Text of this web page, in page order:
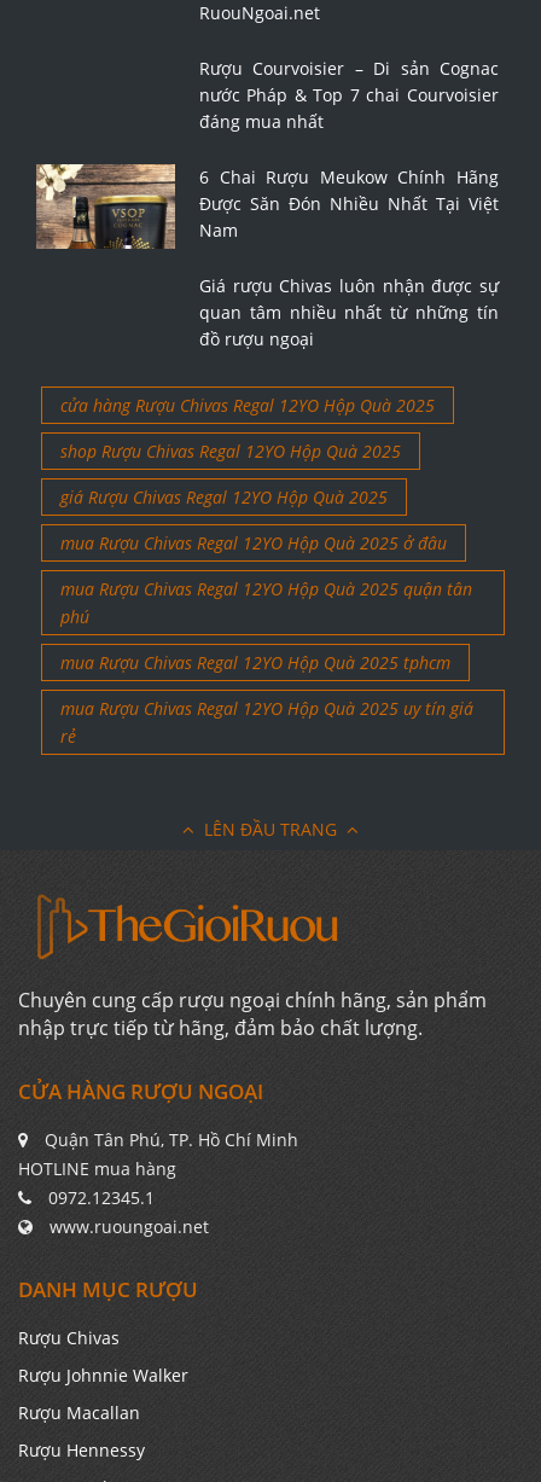
RuouNgoai.net
Rượu Courvoisier – Di sản Cognac
nước Pháp & Top 7 chai Courvoisier
đáng mua nhất
6 Chai Rượu Meukow Chính Hãng
Được Săn Đón Nhiều Nhất Tại Việt
Nam
Giá rượu Chivas luôn nhận được sự
quan tâm nhiều nhất từ những tín
đồ rượu ngoại
cửa hàng Rượu Chivas Regal 12YO Hộp Quà 2025
shop Rượu Chivas Regal 12YO Hộp Quà 2025
giá Rượu Chivas Regal 12YO Hộp Quà 2025
mua Rượu Chivas Regal 12YO Hộp Quà 2025 ở đâu
mua Rượu Chivas Regal 12YO Hộp Quà 2025 quận tân
phú
mua Rượu Chivas Regal 12YO Hộp Quà 2025 tphcm
mua Rượu Chivas Regal 12YO Hộp Quà 2025 uy tín giá
rẻ
LÊN ĐẦU TRANG
Chuyên cung cấp rượu ngoại chính hãng, sản phẩm
nhập trực tiếp từ hãng, đảm bảo chất lượng.
CỬA HÀNG RƯỢU NGOẠI
Quận Tân Phú, TP. Hồ Chí Minh
HOTLINE mua hàng
0972.12345.1
www.ruoungoai.net
DANH MỤC RƯỢU
Rượu Chivas
Rượu Johnnie Walker
Rượu Macallan
Rượu Hennessy